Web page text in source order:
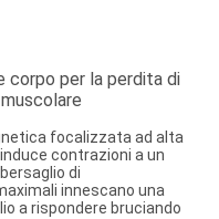
corpo per la perdita di
focalizzata ad alta
contrazioni a un
di
innescano una
a rispondere bruciando